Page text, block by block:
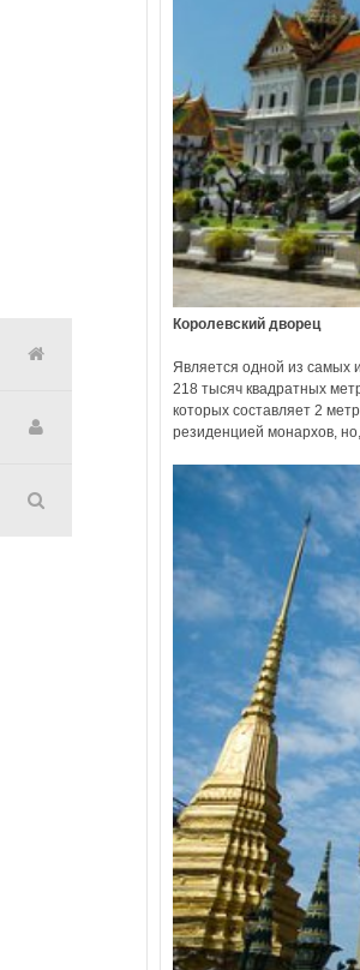
Королевский дворец
Является одной из самых
218 тысяч квадратных
которых составляет 2
резиденцией монархов,